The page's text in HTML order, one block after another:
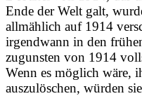
Ende der Welt galt,
allmählich auf 1914
irgendwann in den
zugunsten von 1914
Wenn es möglich wäre,
auszulöschen, würden